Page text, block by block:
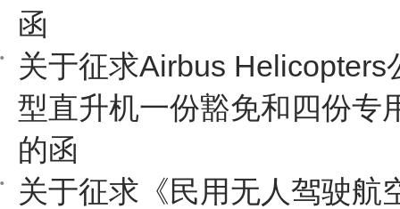
函
关于征求Airbus Helicopters
型直升机一份豁免和四份专
的函
关于征求《民用无人驾驶航